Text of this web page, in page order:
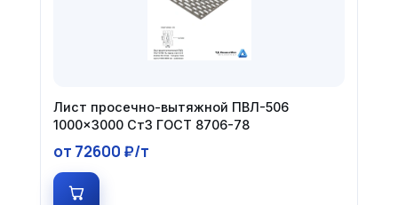
Лист просечно-вытяжной ПВЛ-506
1000×3000 Ст3 ГОСТ 8706-78
от 72600 ₽/т